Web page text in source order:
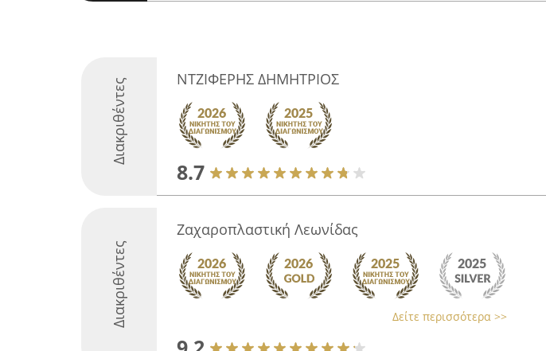
Διακριθέντες ΝΤΖΙΦΕΡΗΣ ΔΗΜΗΤΡΙΟΣ
8.7
Διακριθέντες
Ζαχαροπλαστική Λεωνίδας
Δείτε περισσότερα >>